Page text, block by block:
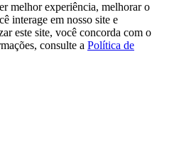
melhor experiência, melhorar o
interage em nosso site e
este site, você concorda com o
consulte a Política de